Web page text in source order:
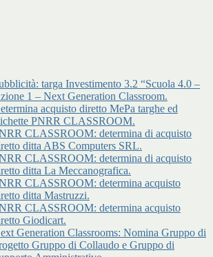
targa Investimento 3.2 “Scuola 4.0 –
1 – Next Generation Classroom.
acquisto diretto MePa targhe ed
PNRR CLASSROOM.
CLASSROOM: determina di acquisto
ditta ABS Computers SRL.
CLASSROOM: determina di acquisto
ditta La Meccanografica.
CLASSROOM: determina acquisto
ditta Mastruzzi.
CLASSROOM: determina acquisto
Giodicart.
Generation Classrooms: Nomina Gruppo di
Gruppo di Collaudo e Gruppo di